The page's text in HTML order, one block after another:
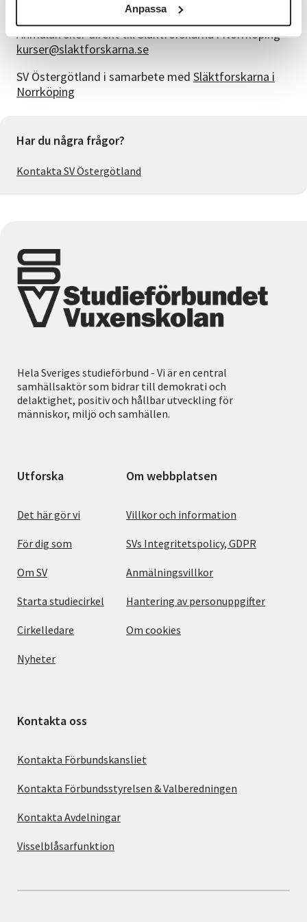
Anpassa
Dessutom finns ett välfyllt bibliotek.
Anmälan sker direkt till Släktforskarna i Norrköping
kurser@slaktforskarna.se
SV Östergötland i samarbete med Släktforskarna i
Norrköping
Har du några frågor?
Kontakta SV Östergötland
Hela Sveriges studieförbund - Vi är en central
samhällsaktör som bidrar till demokrati och
delaktighet, positiv och hållbar utveckling för
människor, miljö och samhällen.
Utforska
Det här gör vi
För dig som
Om SV
Starta studiecirkel
Cirkelledare
Nyheter
Om webbplatsen
Villkor och information
SVs Integritetspolicy, GDPR
Anmälningsvillkor
Hantering av personuppgifter
Om cookies
Kontakta oss
Kontakta Förbundskansliet
Kontakta Förbundsstyrelsen & Valberedningen
Kontakta Avdelningar
Visselblåsarfunktion